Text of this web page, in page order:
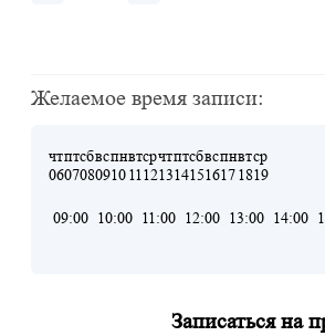
Желаемое время записи:
чт
06
пт
07
сб
08
вс
09
пн
10
вт
11
ср
12
чт
13
пт
14
сб
15
вс
16
пн
17
вт
18
ср
19
09:00 10:00 11:00 12:00 13:00 14:00
Записаться на